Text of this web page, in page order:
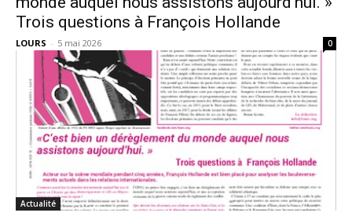
Trois questions à François Hollande
LOURS - 5 mai 2026 0
Actualité